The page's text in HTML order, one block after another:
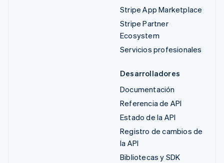
Stripe App Marketplace
Stripe Partner
Ecosystem
Servicios profesionales
Desarrolladores
Documentación
Referencia de API
Estado de la API
Registro de cambios de
la API
Bibliotecas y SDK